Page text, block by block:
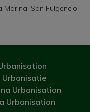
Marina, San Fulgencio,
Urbanisatie
Urbanisation
Urbanisation